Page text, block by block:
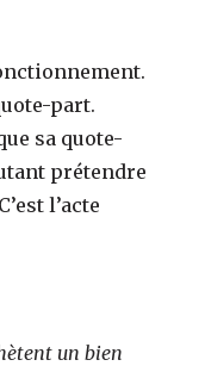
part.
sa quote-
prétendre
l’acte
un bien